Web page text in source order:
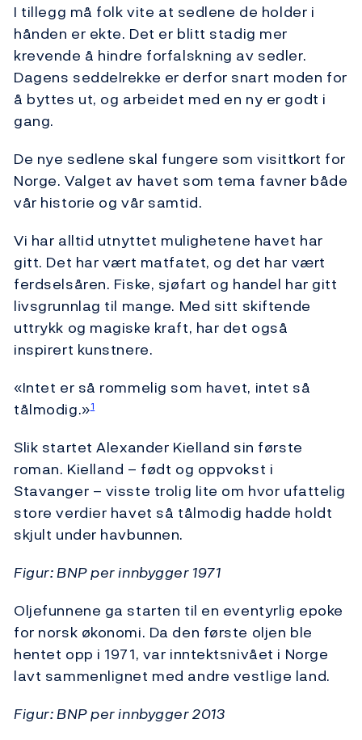
I tillegg må folk vite at sedlene de holder i
hånden er ekte. Det er blitt stadig mer
krevende å hindre forfalskning av sedler.
Dagens seddelrekke er derfor snart moden for
å byttes ut, og arbeidet med en ny er godt i
gang.
De nye sedlene skal fungere som visittkort for
Norge. Valget av havet som tema favner både
vår historie og vår samtid.
Vi har alltid utnyttet mulighetene havet har
gitt. Det har vært matfatet, og det har vært
ferdselsåren. Fiske, sjøfart og handel har gitt
livsgrunnlag til mange. Med sitt skiftende
uttrykk og magiske kraft, har det også
inspirert kunstnere.
«Intet er så rommelig som havet, intet så
tålmodig.»1
Slik startet Alexander Kielland sin første
roman. Kielland – født og oppvokst i
Stavanger – visste trolig lite om hvor ufattelig
store verdier havet så tålmodig hadde holdt
skjult under havbunnen.
Figur: BNP per innbygger 1971
Oljefunnene ga starten til en eventyrlig epoke
for norsk økonomi. Da den første oljen ble
hentet opp i 1971, var inntektsnivået i Norge
lavt sammenlignet med andre vestlige land.
Figur: BNP per innbygger 2013